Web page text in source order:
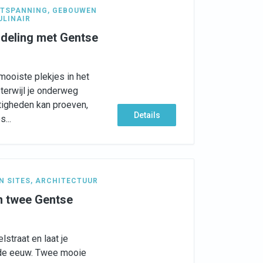
, GEBOUWEN
met Gentse
plekjes in het
je onderweg
kan proeven,
Details
SITES, ARCHITECTUUR
twee Gentse
en laat je
eeuw. Twee mooie